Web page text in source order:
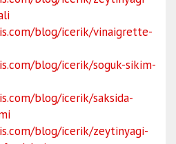
blog/icerik/vinaigrette-
blog/icerik/soguk-sikim-
blog/icerik/saksida-
blog/icerik/zeytinyagi-